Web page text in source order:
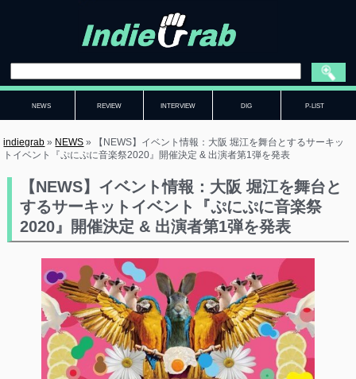
NEWS REVIEW INTERVIEW DIG P-LIST
indiegrab » NEWS »
【NEWS】イベント情報：大阪 堀江を舞台とするサーキッ
トイベント『ぷにぷに音楽祭2020』開催決定 & 出演者第1弾を発表
【NEWS】イベント情報：大阪 堀江を舞台と
するサーキットイベント『ぷにぷに音楽祭
2020』開催決定 & 出演者第1弾を発表